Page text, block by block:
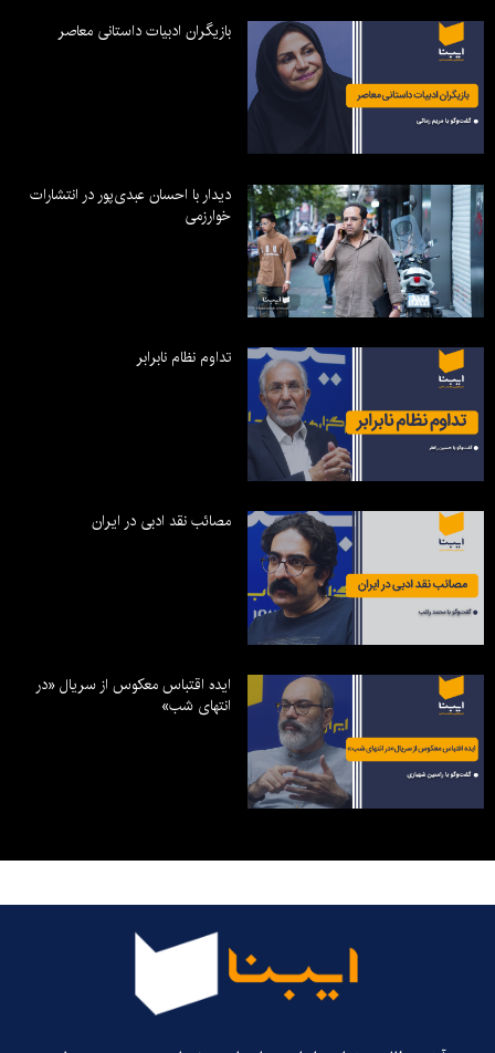
بازیگران ادبیات داستانی معاصر
دیدار با احسان عبدی‌پور در انتشارات
خوارزمی
تداوم نظام نابرابر
مصائب نقد ادبی در ایران
ایده اقتباس معکوس از سریال «در
انتهای شب»